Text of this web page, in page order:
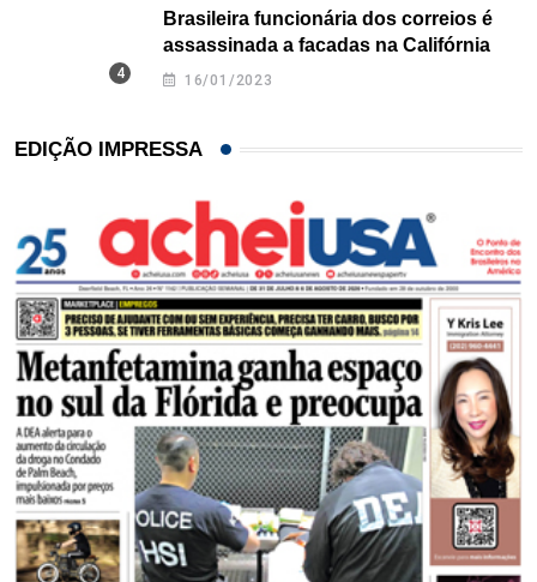
Brasileira funcionária dos correios é
assassinada a facadas na Califórnia
16/01/2023
EDIÇÃO IMPRESSA